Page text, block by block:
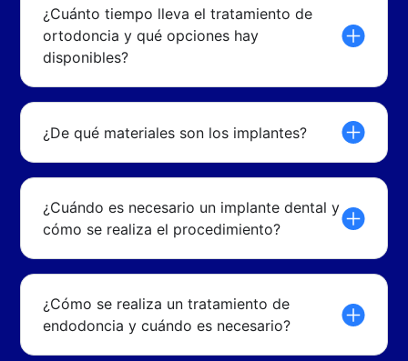
¿Cuánto tiempo lleva el tratamiento de
ortodoncia y qué opciones hay
disponibles?
¿De qué materiales son los implantes?
¿Cuándo es necesario un implante dental y
cómo se realiza el procedimiento?
¿Cómo se realiza un tratamiento de
endodoncia y cuándo es necesario?